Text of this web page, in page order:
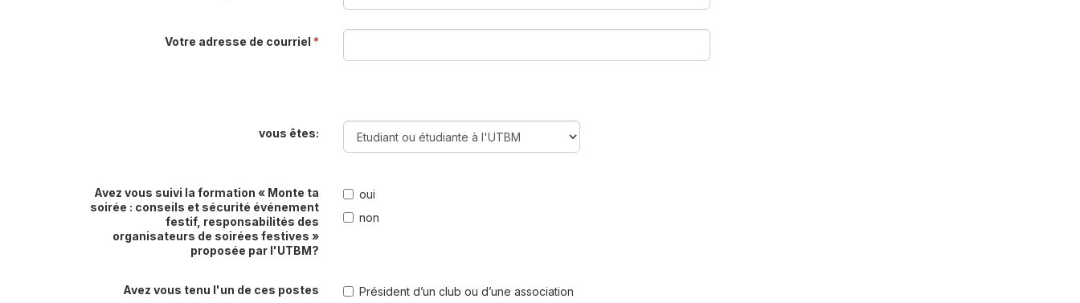
Votre adresse de courriel *
vous êtes:
Avez vous suivi la formation « Monte ta
soirée : conseils et sécurité événement
festif, responsabilités des
organisateurs de soirées festives »
proposée par l'UTBM?
oui
non
Avez vous tenu l'un de ces postes
Président d’un club ou d’une association